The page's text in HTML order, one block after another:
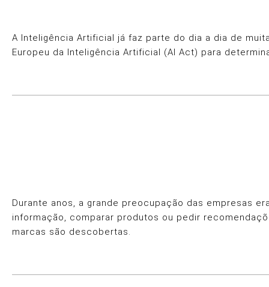
A Inteligência Artificial já faz parte do dia a dia de
Europeu da Inteligência Artificial (AI Act) para
Durante anos, a grande preocupação das empresas
informação, comparar produtos ou pedir
marcas são descobertas.